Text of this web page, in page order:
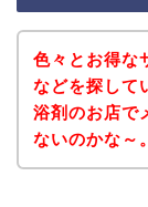
色々とお得な
などを探して
浴剤のお店で
ないのかな～。